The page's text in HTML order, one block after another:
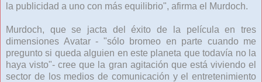
la publicidad a uno con más equilibrio", afirma el Murdoch.
Murdoch, que se jacta del éxito de la película en tres
dimensiones Avatar - "sólo bromeo en parte cuando me
pregunto si queda alguien en este planeta que todavía no la
haya visto"- cree que la gran agitación que está viviendo el
sector de los medios de comunicación y el entretenimiento